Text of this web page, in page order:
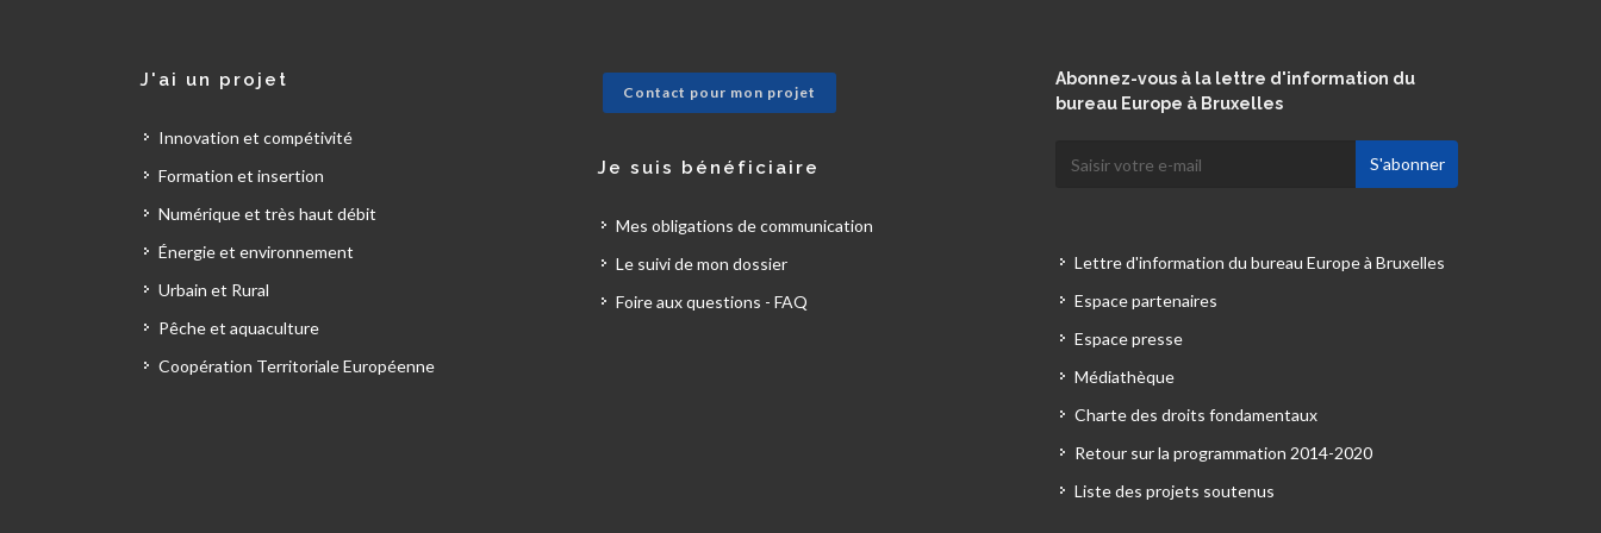
J'ai un projet
Innovation et compétivité
Formation et insertion
Numérique et très haut débit
Énergie et environnement
Urbain et Rural
Pêche et aquaculture
Coopération Territoriale Européenne
Contact pour mon projet
Je suis bénéficiaire
Mes obligations de communication
Le suivi de mon dossier
Foire aux questions - FAQ
Abonnez-vous à la lettre d'information du
bureau Europe à Bruxelles
Lettre d'information du bureau Europe à Bruxelles
Espace partenaires
Espace presse
Médiathèque
Charte des droits fondamentaux
Retour sur la programmation 2014-2020
Liste des projets soutenus